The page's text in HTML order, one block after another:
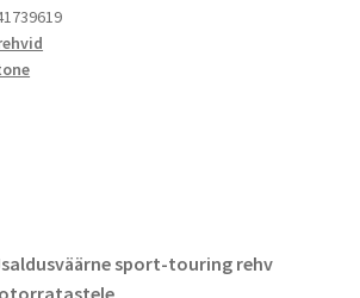
sport-touring rehv